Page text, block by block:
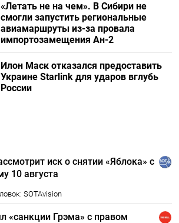
«Летать не на чем». В Сибири не
смогли запустить региональные
авиамаршруты из-за провала
импортозамещения Ан-2
Илон Маск отказался предоставить
Украине Starlink для ударов вглубь
России